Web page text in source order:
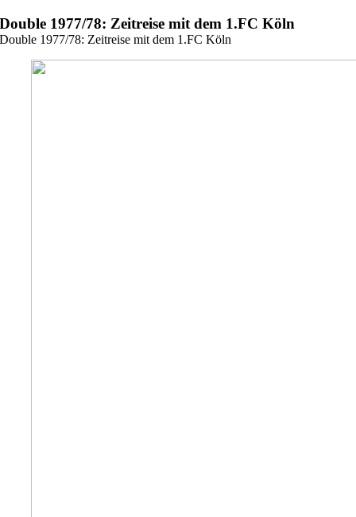
Zum
Inhalt
Double 1977/78: Zeitreise mit dem 1.FC Köln
Double 1977/78: Zeitreise mit dem 1.FC Köln